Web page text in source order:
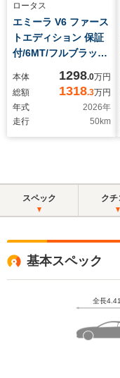
ロータス
エミーラ V6 ファース
トエディション 保証
付/6MT/フルブラック
ドイヤータイヤ/ブラ
ックアルカンタラステ
アリング+ブラック
ール/KEFサウンド
本体 1298.0万円
総額
1318.3万円
年式
2026年
走行
50km
スペック クチ
基本スペック
全長